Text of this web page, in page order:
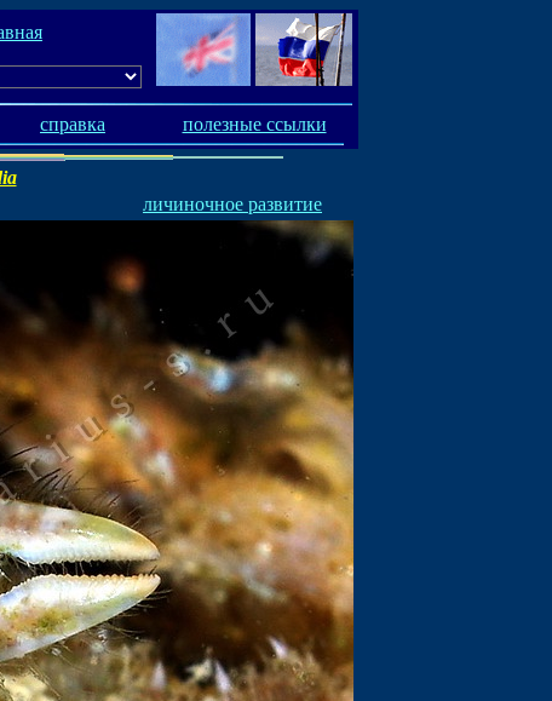
справка полезные ссылки
личиночное развитие